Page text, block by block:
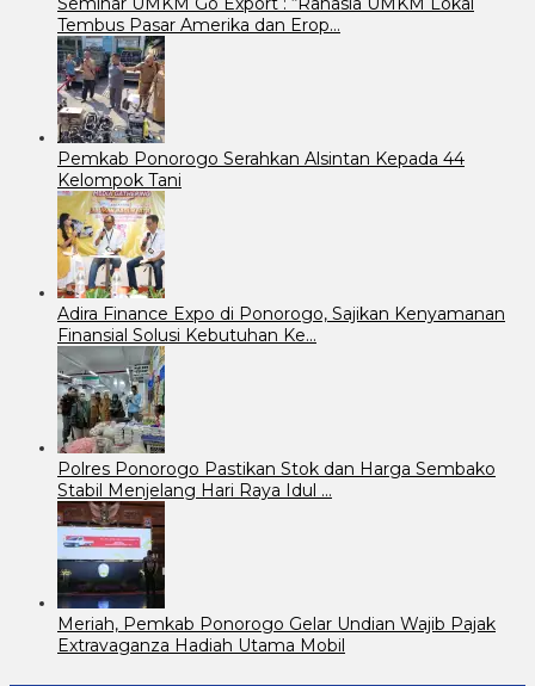
Tembus Pasar Amerika dan Erop…
Pemkab Ponorogo Serahkan Alsintan Kepada 44
Kelompok Tani
Adira Finance Expo di Ponorogo, Sajikan Kenyamanan
Finansial Solusi Kebutuhan Ke…
Polres Ponorogo Pastikan Stok dan Harga Sembako
Stabil Menjelang Hari Raya Idul …
Meriah, Pemkab Ponorogo Gelar Undian Wajib Pajak
Extravaganza Hadiah Utama Mobil